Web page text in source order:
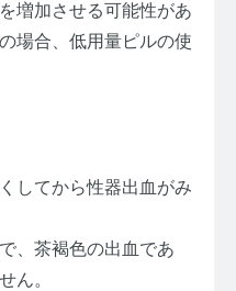
増加させる可能性があ
場合、低用量ピルの使
してから性器出血がみ
、茶褐色の出血であ
ん。